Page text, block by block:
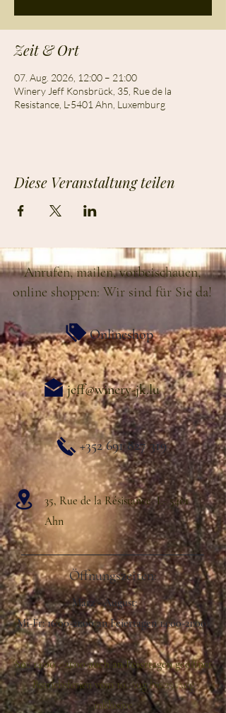
Zeit & Ort
07. Aug. 2026, 12:00 – 21:00
Winery Jeff Konsbrück, 35, Rue de la
Resistance, L-5401 Ahn, Luxemburg
Diese Veranstaltung teilen
Anrufen, mailen, vorbeischauen,
online shoppen: Wir sind für Sie da!
Onlineshop
jeff@winery-jk.lu
+352 691 827 319
35, Rue de la Résistance L- 5401
Ahn
Öffnungszeiten:
März - August:
Mi-Fr: 16:00-21:00 an Feiertagen 14:00-21:00
So.: 14:00 - 21:00 auch an Feiertagen geöffnet
Betriebsferien vom 10.Aug bis 23.Aug
inklusive